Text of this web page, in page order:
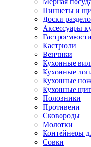
Пинцеты и
Доски
Аксессуары
Гастроемкости
Кастрюли
Венчики
Кухонные
Кухонные
Кухонные
Кухонные
Половники
Противени
Сковороды
Молотки
Контейнеры
Совки